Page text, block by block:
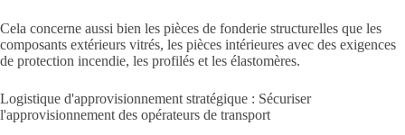
Cela concerne aussi bien les pièces de fonderie structurelles que les
composants extérieurs vitrés, les pièces intérieures avec des exigences
de protection incendie, les profilés et les élastomères.
Logistique d'approvisionnement stratégique : Sécuriser
l'approvisionnement des opérateurs de transport